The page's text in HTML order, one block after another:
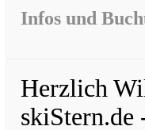
Infos und
Herzlich
skiStern.de